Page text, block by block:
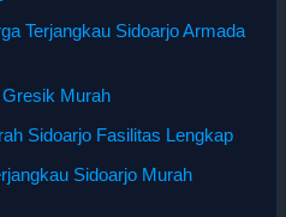
Terjangkau Sidoarjo Armada
Murah
Sidoarjo Fasilitas Lengkap
Sidoarjo Murah